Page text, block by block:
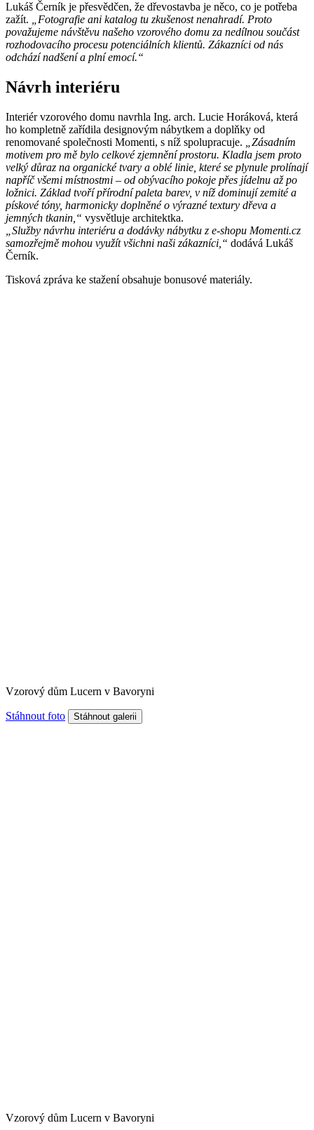
Lukáš Černík je přesvědčen, že dřevostavba je něco, co je potřeba
zažít. „Fotografie ani katalog tu zkušenost nenahradí. Proto
považujeme návštěvu našeho vzorového domu za nedílnou součást
rozhodovacího procesu potenciálních klientů. Zákazníci od nás
odchází nadšení a plní emocí.“
Návrh interiéru
Interiér vzorového domu navrhla Ing. arch. Lucie Horáková, která
ho kompletně zařídila designovým nábytkem a doplňky od
renomované společnosti Momenti, s níž spolupracuje.
„Zásadním
motivem pro mě bylo celkové zjemnění prostoru. Kladla jsem proto
velký důraz na organické tvary a oblé linie, které se plynule prolínají
napříč všemi místnostmi – od obývacího pokoje přes jídelnu až po
ložnici. Základ tvoří přírodní paleta barev, v níž dominují zemité a
pískové tóny, harmonicky doplněné o výrazné textury dřeva a
jemných tkanin,“ vysvětluje architektka.
„Služby návrhu interiéru a dodávky nábytku z e-shopu Momenti.cz
samozřejmě mohou využít všichni naši zákazníci,“ dodává Lukáš
Černík.
Tisková zpráva ke stažení obsahuje bonusové materiály.
Vzorový dům Lucern v Bavoryni
Stáhnout foto
Vzorový dům Lucern v Bavoryni